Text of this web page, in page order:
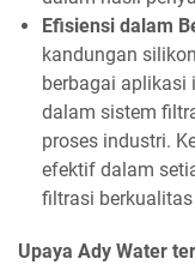
Efisiensi dalam
kandungan
berbagai aplikasi
dalam sistem
proses industri.
efektif dalam
filtrasi
Upaya Ady Water